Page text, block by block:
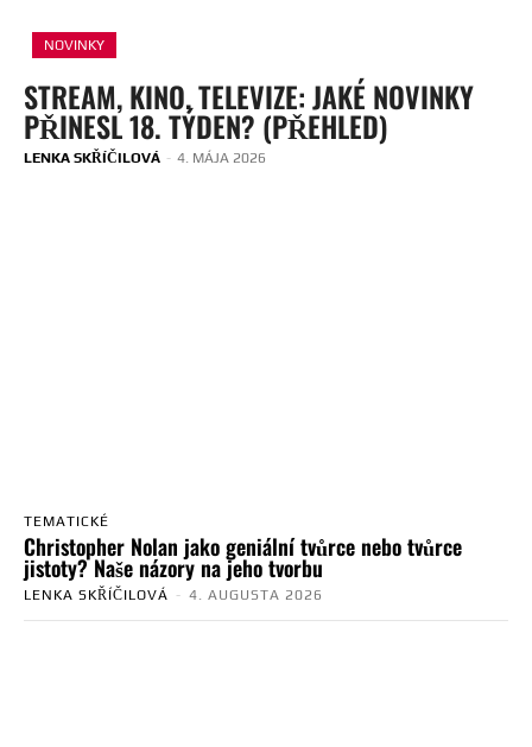
NOVINKY
STREAM, KINO, TELEVIZE: JAKÉ NOVINKY
PŘINESL 18. TÝDEN? (PŘEHLED)
LENKA SKŘÍČILOVÁ - 4. MÁJA 2026
TEMATICKÉ
Christopher Nolan jako geniální tvůrce nebo tvůrce
jistoty? Naše názory na jeho tvorbu
LENKA SKŘÍČILOVÁ - 4. AUGUSTA 2026